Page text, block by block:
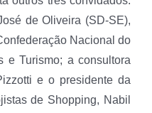
de Oliveira (SD-SE),
Nacional do
e Turismo; a consultora
e o presidente da
de Shopping, Nabil